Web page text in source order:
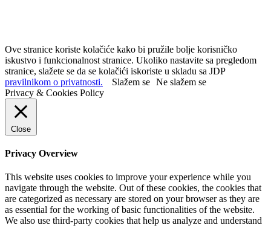
Ove stranice koriste kolačiće kako bi pružile bolje korisničko
iskustvo i funkcionalnost stranice. Ukoliko nastavite sa pregledom
stranice, slažete se da se kolačići iskoriste u skladu sa JDP
pravilnikom o privatnosti.
Slažem se Ne slažem se
Privacy & Cookies Policy
Close
Privacy Overview
This website uses cookies to improve your experience while you
navigate through the website. Out of these cookies, the cookies that
are categorized as necessary are stored on your browser as they are
as essential for the working of basic functionalities of the website.
We also use third-party cookies that help us analyze and understand